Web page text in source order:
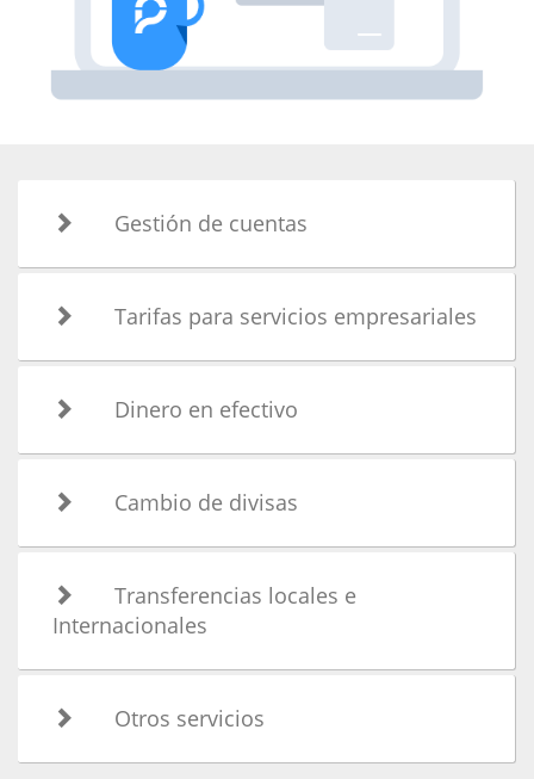
Gestión de cuentas
Tarifas para servicios empresariales
Dinero en efectivo
Cambio de divisas
Transferencias locales e
Internacionales
Otros servicios